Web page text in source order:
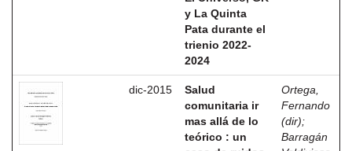
y La Quinta
Pata durante el
trienio 2022-
2024
dic-2015
Salud
comunitaria ir
mas allá de lo
teórico : un
Ortega,
Fernando
(dir);
Barragán